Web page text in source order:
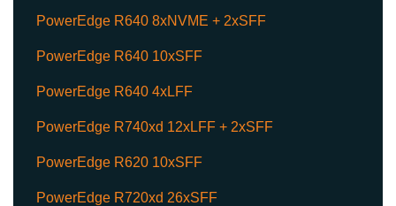
PowerEdge R640 8xNVME + 2xSFF
PowerEdge R640 10xSFF
PowerEdge R640 4xLFF
PowerEdge R740xd 12xLFF + 2xSFF
PowerEdge R620 10xSFF
PowerEdge R720xd 26xSFF